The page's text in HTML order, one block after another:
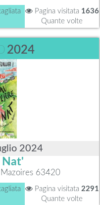
Pagina visitata 1636
Quante volte
2024
2024
Nat'
63420
Pagina visitata 2291
Quante volte